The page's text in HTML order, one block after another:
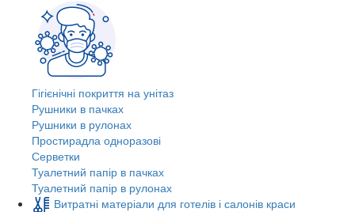
Гігієнічні покриття на унітаз
Рушники в пачках
Рушники в рулонах
Простирадла одноразові
Серветки
Туалетний папір в пачках
Туалетний папір в рулонах
Витратні матеріали для готелів і салонів краси